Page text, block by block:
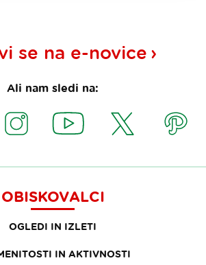
se na e-novice
Ali nam sledi na:
OBISKOVALCI
OGLEDI IN IZLETI
IN AKTIVNOSTI